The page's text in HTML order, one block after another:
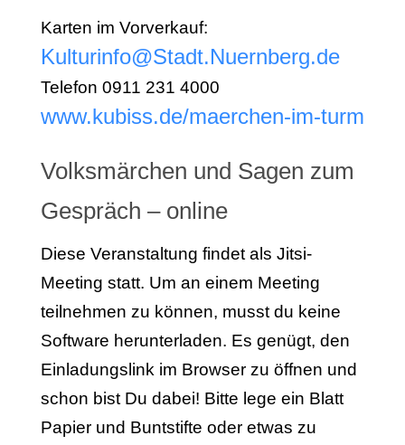
Karten im Vorverkauf:
Kulturinfo@Stadt.Nuernberg.de
Telefon 0911 231 4000
www.kubiss.de/maerchen-im-turm
Volksmärchen und Sagen zum
Gespräch – online
Diese Veranstaltung findet als Jitsi-
Meeting statt. Um an einem Meeting
teilnehmen zu können, musst du keine
Software herunterladen. Es genügt, den
Einladungslink im Browser zu öffnen und
schon bist Du dabei! Bitte lege ein Blatt
Papier und Buntstifte oder etwas zu